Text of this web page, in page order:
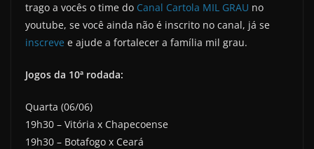
trago a vocês o time do Canal Cartola MIL GRAU no
youtube, se você ainda não é inscrito no canal, já se
inscreve e ajude a fortalecer a família mil grau.
Jogos da 10ª rodada:
Quarta (06/06)
19h30 – Vitória x Chapecoense
19h30 – Botafogo x Ceará